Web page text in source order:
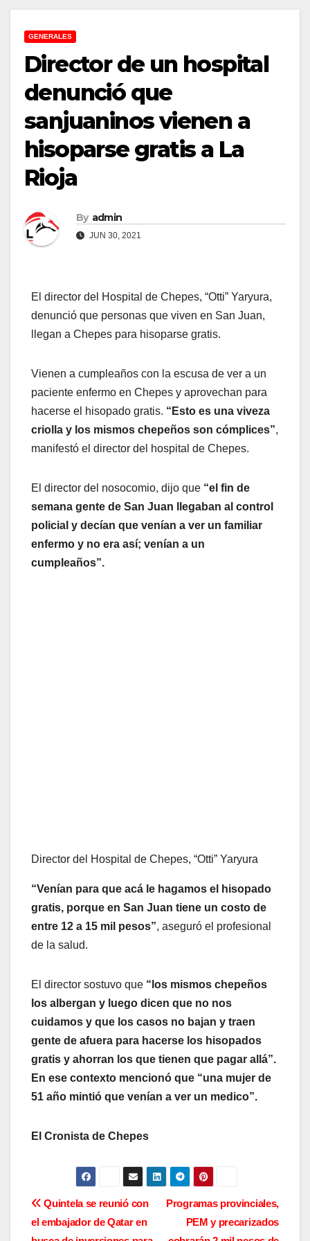
GENERALES
Director de un hospital
denunció que
sanjuaninos vienen a
hisoparse gratis a La
Rioja
By admin
JUN 30, 2021
El director del Hospital de Chepes, “Otti” Yaryura,
denunció que personas que viven en San Juan,
llegan a Chepes para hisoparse gratis.
Vienen a cumpleaños con la escusa de ver a un
paciente enfermo en Chepes y aprovechan para
hacerse el hisopado gratis. “Esto es una viveza
criolla y los mismos chepeños son cómplices”,
manifestó el director del hospital de Chepes.
El director del nosocomio, dijo que “el fin de
semana gente de San Juan llegaban al control
policial y decían que venían a ver un familiar
enfermo y no era así; venían a un
cumpleaños”.
Director del Hospital de Chepes, “Otti” Yaryura
“Venían para que acá le hagamos el hisopado
gratis, porque en San Juan tiene un costo de
entre 12 a 15 mil pesos”, aseguró el profesional
de la salud.
El director sostuvo que “los mismos chepeños
los albergan y luego dicen que no nos
cuidamos y que los casos no bajan y traen
gente de afuera para hacerse los hisopados
gratis y ahorran los que tienen que pagar allá”.
En ese contexto mencionó que “una mujer de
51 año mintió que venían a ver un medico”.
El Cronista de Chepes
N
Programas provinciales,
PEM y precarizados
Quintela se reunió con
el embajador de Qatar en